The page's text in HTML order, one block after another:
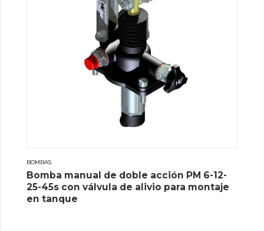
BOMBAS
Bomba manual de doble acción PM 6-12-
25-45s con válvula de alivio para montaje
en tanque